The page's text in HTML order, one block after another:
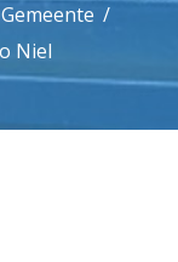
Gemeente
Niel